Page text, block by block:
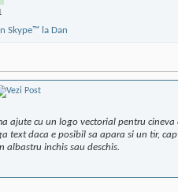
ajute cu un logo vectorial pentru
text daca e posibil sa apara si un tir,
albastru inchis sau deschis.